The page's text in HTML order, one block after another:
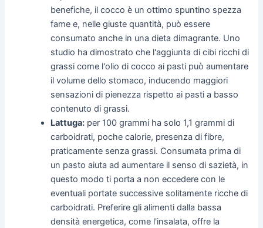
benefiche, il cocco è un ottimo spuntino spezza
fame e, nelle giuste quantità, può essere
consumato anche in una dieta dimagrante. Uno
studio ha dimostrato che l'aggiunta di cibi ricchi di
grassi come l'olio di cocco ai pasti può aumentare
il volume dello stomaco, inducendo maggiori
sensazioni di pienezza rispetto ai pasti a basso
contenuto di grassi.
Lattuga: per 100 grammi ha solo 1,1 grammi di
carboidrati, poche calorie, presenza di fibre,
praticamente senza grassi. Consumata prima di
un pasto aiuta ad aumentare il senso di sazietà, in
questo modo ti porta a non eccedere con le
eventuali portate successive solitamente ricche di
carboidrati. Preferire gli alimenti dalla bassa
densità energetica, come l'insalata, offre la